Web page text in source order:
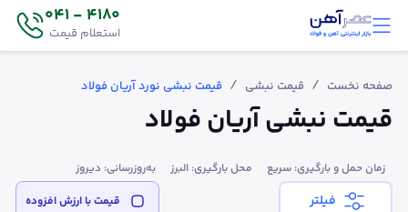
4180 - 041
استعلام قیمت
صفحه نخست / قیمت نبشی / قیمت نبشی نورد آریان فولاد
قیمت نبشی آریان فولاد
زمان حمل و بارگیری: سریع محل بارگیری: البرز به‌روزرسانی: دیروز
فیلتر قیمت‌ با ارزش افزوده